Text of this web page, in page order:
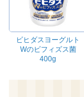
ビヒダスヨーグルト
Wのビフィズス菌
400g